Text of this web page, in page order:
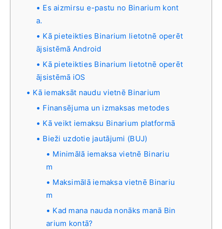
Es aizmirsu e-pastu no Binarium kont
a.
Kā pieteikties Binarium lietotnē operēt
ājsistēmā Android
Kā pieteikties Binarium lietotnē operēt
ājsistēmā iOS
Kā iemaksāt naudu vietnē Binarium
Finansējuma un izmaksas metodes
Kā veikt iemaksu Binarium platformā
Bieži uzdotie jautājumi (BUJ)
Minimālā iemaksa vietnē Binariu
m
Maksimālā iemaksa vietnē Binariu
m
Kad mana nauda nonāks manā Bin
arium kontā?